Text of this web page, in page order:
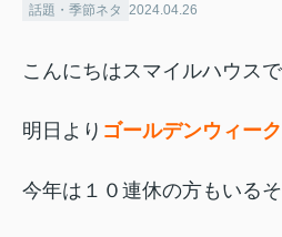
話題・季節ネタ 2024.04.26
こんにちはスマイルハウスで
明日より ゴールデンウィー
今年は１０連休の方もいる